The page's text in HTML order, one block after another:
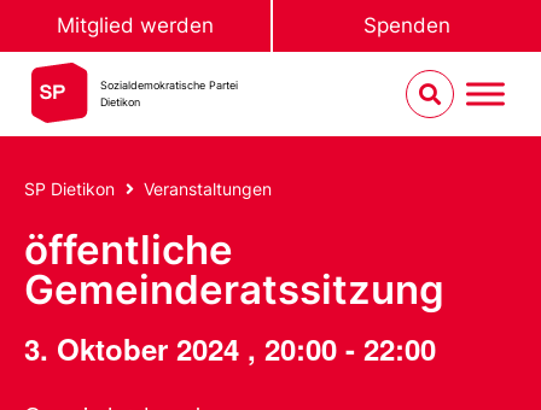
Mitglied werden Spenden
Sozialdemokratische Partei
Dietikon
SP Dietikon Veranstaltungen
öffentliche
Gemeinderatssitzung
3. Oktober 2024 , 20:00 - 22:00